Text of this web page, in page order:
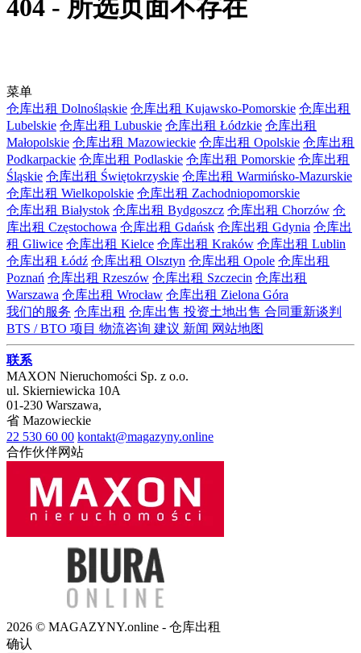
404 - 所选页面不存在
菜单
仓库出租 Dolnośląskie 仓库出租 Kujawsko-Pomorskie 仓库出租
Lubelskie 仓库出租 Lubuskie 仓库出租 Łódzkie 仓库出租
Małopolskie 仓库出租 Mazowieckie 仓库出租 Opolskie 仓库出租
Podkarpackie 仓库出租 Podlaskie 仓库出租 Pomorskie 仓库出租
Śląskie 仓库出租 Świętokrzyskie 仓库出租 Warmińsko-Mazurskie
仓库出租 Wielkopolskie 仓库出租 Zachodniopomorskie
仓库出租 Białystok 仓库出租 Bydgoszcz 仓库出租 Chorzów 仓
库出租 Częstochowa 仓库出租 Gdańsk 仓库出租 Gdynia 仓库出
租 Gliwice 仓库出租 Kielce 仓库出租 Kraków 仓库出租 Lublin
仓库出租 Łódź 仓库出租 Olsztyn 仓库出租 Opole 仓库出租
Poznań 仓库出租 Rzeszów 仓库出租 Szczecin 仓库出租
Warszawa 仓库出租 Wrocław 仓库出租 Zielona Góra
我们的服务 仓库出租 仓库出售 投资土地出售 合同重新谈判
BTS / BTO 项目 物流咨询 建议 新闻 网站地图
联系
MAXON Nieruchomości Sp. z o.o.
ul. Skierniewicka 10A
01-230 Warszawa,
省 Mazowieckie
22 530 60 00 kontakt@magazyny.online
合作伙伴网站
2026 © MAGAZYNY.online - 仓库出租
确认